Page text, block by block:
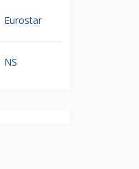
Eurostar
NS